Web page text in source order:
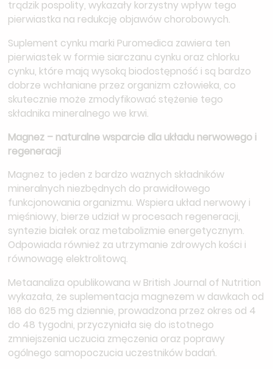
trądzik pospolity, wykazały korzystny wpływ tego
pierwiastka na redukcję objawów chorobowych.
Suplement cynku marki Puromedica zawiera ten
pierwiastek w formie siarczanu cynku oraz chlorku
cynku, które mają wysoką biodostępność i są bardzo
dobrze wchłaniane przez organizm człowieka, co
skutecznie może zmodyfikować stężenie tego
składnika mineralnego we krwi.
Magnez – naturalne wsparcie dla układu nerwowego i
regeneracji
Magnez to jeden z bardzo ważnych składników
mineralnych niezbędnych do prawidłowego
funkcjonowania organizmu. Wspiera układ nerwowy i
mięśniowy, bierze udział w procesach regeneracji,
syntezie białek oraz metabolizmie energetycznym.
Odpowiada również za utrzymanie zdrowych kości i
równowagę elektrolitową.
Metaanaliza opublikowana w British Journal of Nutrition
wykazała, że suplementacja magnezem w dawkach od
168 do 625 mg dziennie, prowadzona przez okres od 4
do 48 tygodni, przyczyniała się do istotnego
zmniejszenia uczucia zmęczenia oraz poprawy
ogólnego samopoczucia uczestników badań.